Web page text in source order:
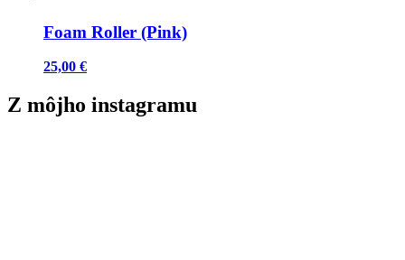
Foam Roller (Pink)
25,00 €
Z môjho instagramu